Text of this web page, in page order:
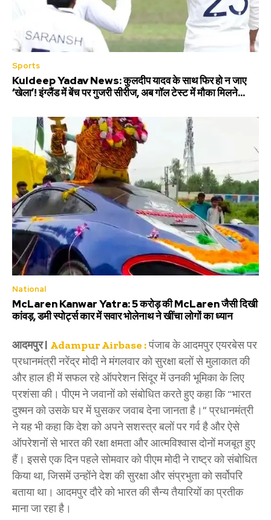
Sports
Kuldeep Yadav News: कुलदीप यादव के साथ फिर हो न जाए
‘खेला’! इंग्लैंड में बेंच पर गुजरी सीरीज, अब गॉल टेस्ट में मौका मिलने...
National
McLaren Kanwar Yatra: 5 करोड़ की McLaren जैसी दिखी
कांवड़, डमी स्पोर्ट्स कार में सवार भोलेनाथ ने खींचा लोगों का ध्यान
आदमपुर | Adampur Airbase :पंजाब के आदमपुर एयरबेस पर
प्रधानमंत्री नरेंद्र मोदी ने मंगलवार को सुरक्षा बलों से मुलाकात की
और हाल ही में सफल रहे ऑपरेशन सिंदूर में उनकी भूमिका के लिए
प्रशंसा की। पीएम ने जवानों को संबोधित करते हुए कहा कि “भारत
दुश्मन को उसके घर में घुसकर जवाब देना जानता है।” प्रधानमंत्री
ने यह भी कहा कि देश को अपने सशस्त्र बलों पर गर्व है और ऐसे
ऑपरेशनों से भारत की रक्षा क्षमता और आत्मविश्वास दोनों मजबूत हुए
हैं। इससे एक दिन पहले सोमवार को पीएम मोदी ने राष्ट्र को संबोधित
किया था, जिसमें उन्होंने देश की सुरक्षा और संप्रभुता को सर्वोपरि
बताया था। आदमपुर दौरे को भारत की सैन्य तैयारियों का प्रतीक
माना जा रहा है।